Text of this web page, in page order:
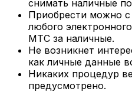
снимать наличные
Приобрести можно
любого
МТС за наличные.
Не возникнет
как личные данные
Никаких процедур
предусмотрено.